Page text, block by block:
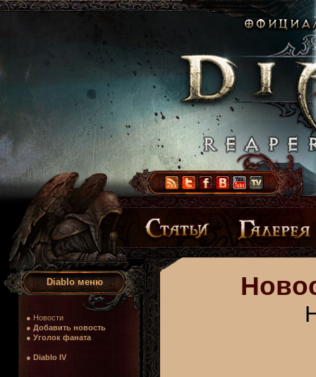
Diablo меню
● Новости
● Добавить новость
● Уголок фаната
● Diablo IV